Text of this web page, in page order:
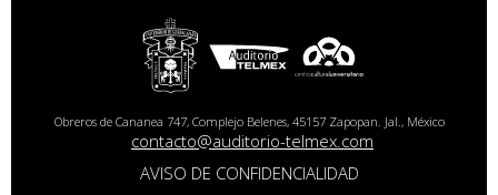
Obreros de Cananea 747, Complejo Belenes, 45157 Zapopan. Jal., México
contacto@auditorio-telmex.com
AVISO DE CONFIDENCIALIDAD